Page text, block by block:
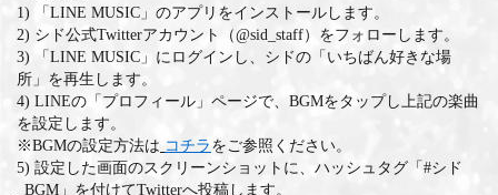
English
1) 「LINE MUSIC」のアプリをインストールします。
2) シド公式Twitterアカウント（@sid_staff）をフォローします。
3) 「LINE MUSIC」にログインし、シドの「いちばん好きな場
所」を再生します。
4) LINEの「プロフィール」ページで、BGMをタップし上記の楽曲
を設定します。
※BGMの設定方法は コチラ をご参照ください。
5) 設定した画面のスクリーンショットに、ハッシュタグ「#シド
_BGM」を付けてTwitterへ投稿します。